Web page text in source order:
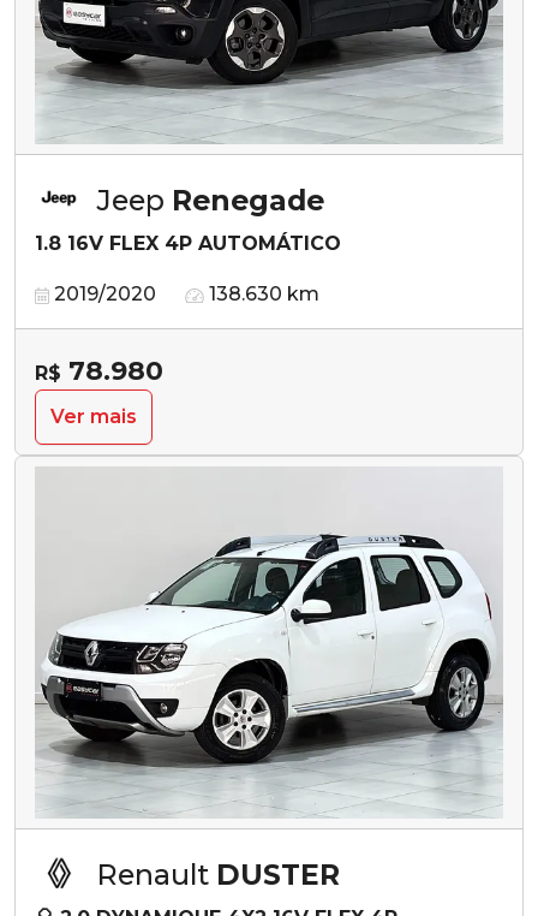
Jeep Renegade
1.8 16V FLEX 4P AUTOMÁTICO
2019/2020 138.630 km
R$ 78.980
Ver mais
Renault DUSTER